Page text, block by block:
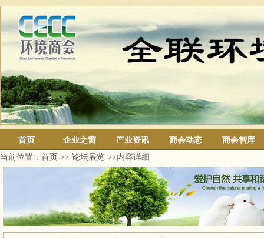
首页 企业之窗 产业资讯 商会动态
商会智库
当前位置： 首页 >> 论坛展览 >>内容详细